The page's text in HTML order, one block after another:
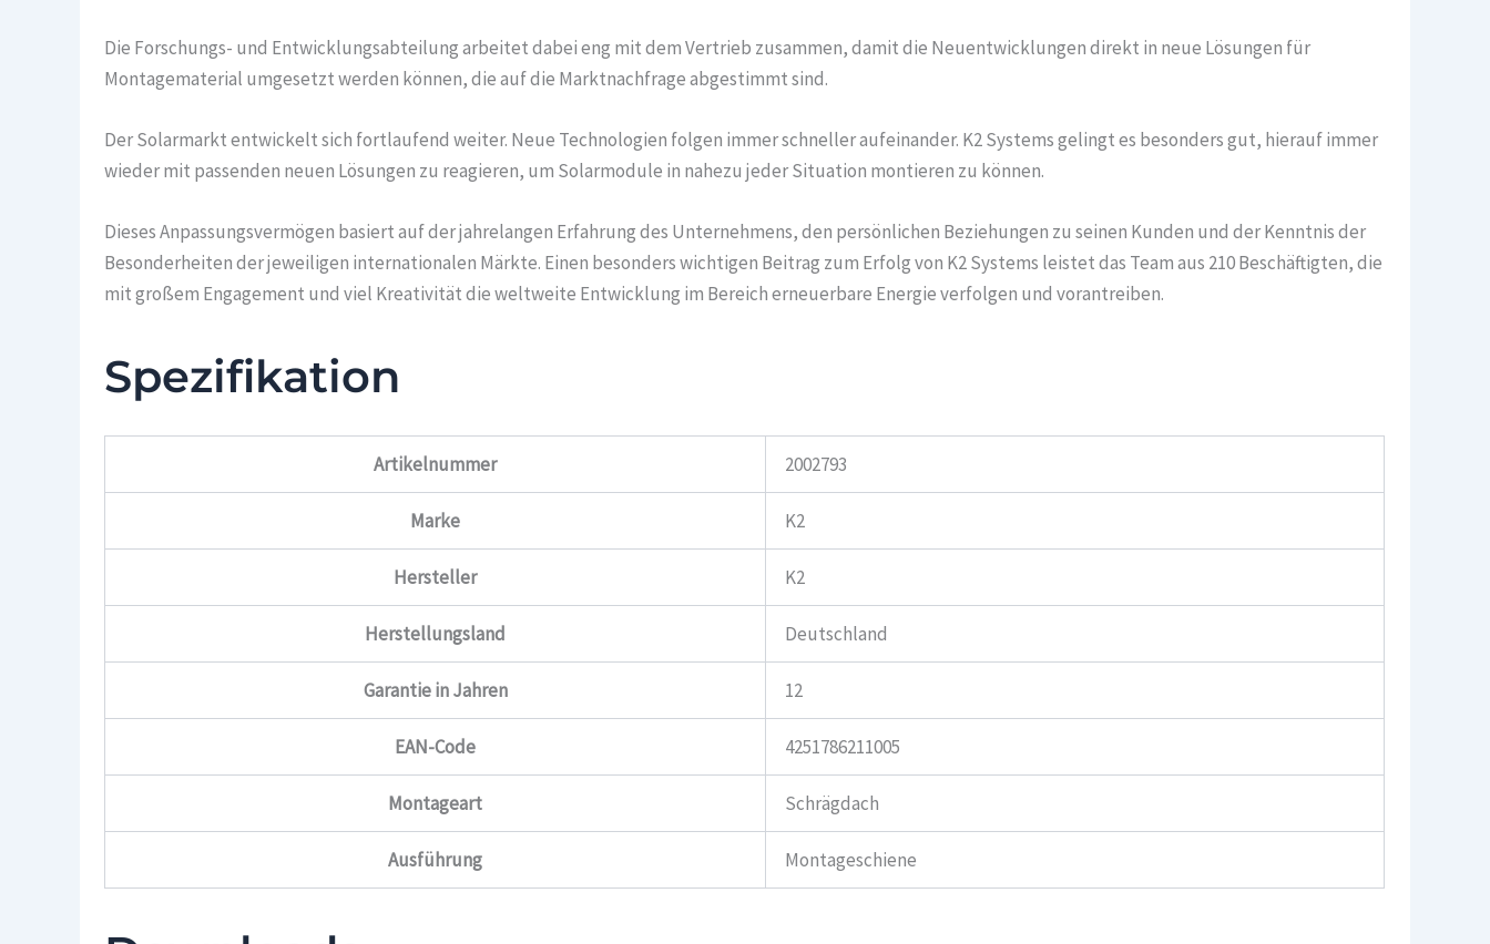
Die Forschungs- und Entwicklungsabteilung arbeitet dabei eng mit dem Vertrieb zusammen, damit die Neuentwicklungen direkt in neue Lösungen für
Montagematerial umgesetzt werden können, die auf die Marktnachfrage abgestimmt sind.
Der Solarmarkt entwickelt sich fortlaufend weiter. Neue Technologien folgen immer schneller aufeinander. K2 Systems gelingt es besonders gut, hierauf immer
wieder mit passenden neuen Lösungen zu reagieren, um Solarmodule in nahezu jeder Situation montieren zu können.
Dieses Anpassungsvermögen basiert auf der jahrelangen Erfahrung des Unternehmens, den persönlichen Beziehungen zu seinen Kunden und der Kenntnis der
Besonderheiten der jeweiligen internationalen Märkte. Einen besonders wichtigen Beitrag zum Erfolg von K2 Systems leistet das Team aus 210 Beschäftigten, die
mit großem Engagement und viel Kreativität die weltweite Entwicklung im Bereich erneuerbare Energie verfolgen und vorantreiben.
Spezifikation
Artikelnummer 2002793
Marke K2
Hersteller K2
Herstellungsland Deutschland
Garantie in Jahren 12
EAN-Code 4251786211005
Montageart Schrägdach
Ausführung Montageschiene